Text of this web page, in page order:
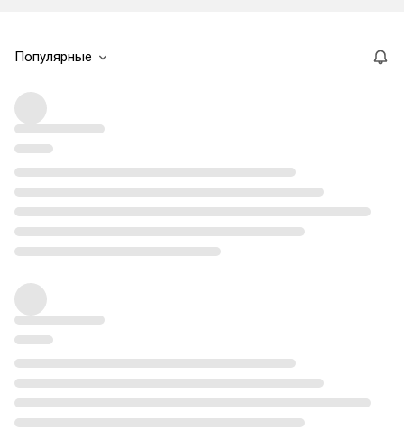
Популярные